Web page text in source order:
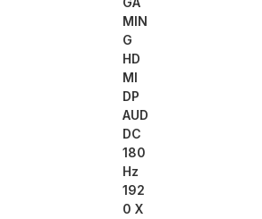
MIN
G
HD
MI
DP
AUD
DC
180
Hz
192
0 X